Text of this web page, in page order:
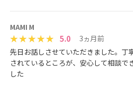
MAMI M
5.0
3ヵ月前
先日お話しさせていただきました。丁
されているところが、安心して相談で
した